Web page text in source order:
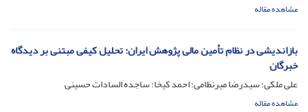
مشاهده مقاله
بازاندیشی در نظام تأمین مالی پژوهش ایران: تحلیل کیفی مبتنی بر دیدگاه
خبرگان
علی ملکی؛ سیدرضا میرنظامی؛ احمد کیخا؛ ساجده السادات حسینی
مشاهده مقاله